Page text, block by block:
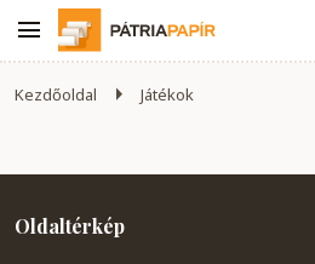
Kezdőoldal Játékok
Oldaltérkép